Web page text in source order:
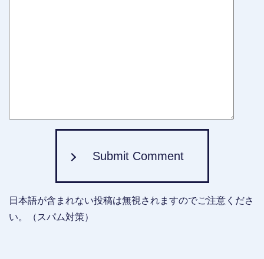
Submit Comment
日本語が含まれない投稿は無視されますのでご注意くださ
い。（スパム対策）